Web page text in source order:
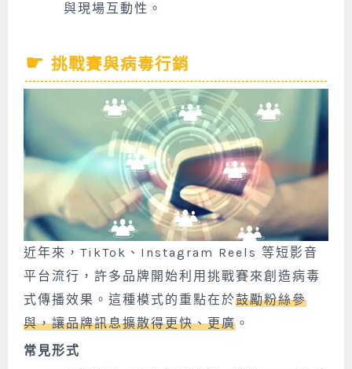
與現場互動性。
挑戰賽與病毒行銷
近年來，TikTok、Instagram Reels 等短影音
平台流行，許多品牌開始利用挑戰賽來創造病毒
式傳播效果。這種模式的重點在於鼓勵粉絲參
與，讓品牌訊息擴散得更快、更廣 。
常見形式